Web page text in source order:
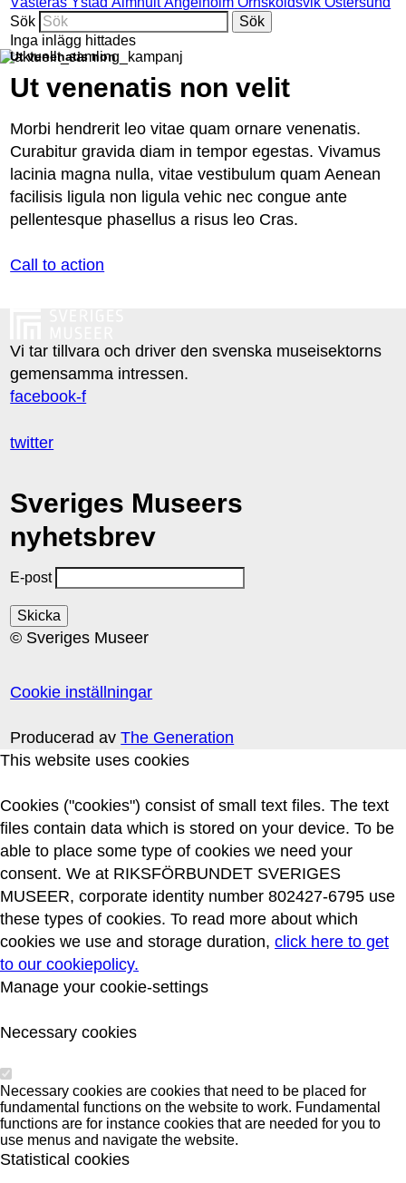
Sök
Inga inlägg hittades
Ut venenatis non
Ut venenatis non velit
Morbi hendrerit leo vitae quam ornare venenatis.
Curabitur gravida diam in tempor egestas. Vivamus
lacinia magna nulla, vitae vestibulum quam Aenean
facilisis ligula non ligula vehic nec congue ante
pellentesque phasellus a risus leo Cras.
Call to action
Vi tar tillvara och driver den svenska museisektorns
gemensamma intressen.
facebook-f
twitter
Sveriges Museers
nyhetsbrev
E-post
© Sveriges Museer
Cookie inställningar
Producerad avThe Generation
This website uses cookies
Cookies ("cookies") consist of small text files. The text
files contain data which is stored on your device. To be
able to place some type of cookies we need your
consent. We at RIKSFÖRBUNDET SVERIGES
MUSEER, corporate identity number 802427-6795 use
these types of cookies. To read more about which
cookies we use and storage duration, click here to get
to our cookiepolicy.
Manage your cookie-settings
Necessary cookies
Necessary cookies are cookies that need to be placed for
fundamental functions on the website to work. Fundamental
functions are for instance cookies that are needed for you to
use menus and navigate the website.
Statistical cookies